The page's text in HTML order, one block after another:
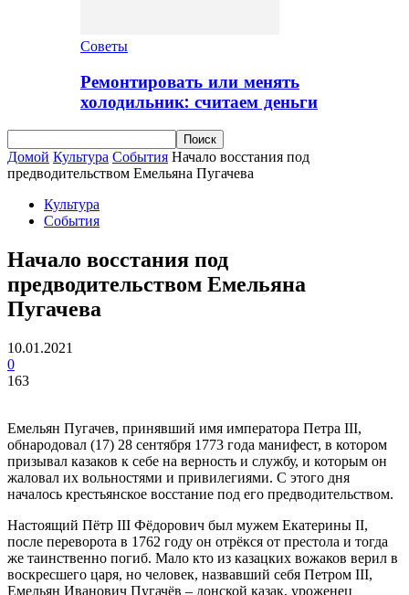
Советы
Ремонтировать или менять
холодильник: считаем деньги
Домой Культура События Начало восстания под
предводительством Емельяна Пугачева
Культура
События
Начало восстания под
предводительством Емельяна
Пугачева
10.01.2021
0
163
Емельян Пугачев, принявший имя императора Петра III,
обнародовал (17) 28 сентября 1773 года манифест, в котором
призывал казаков к себе на верность и службу, и которым он
жаловал их вольностями и привилегиями. С этого дня
началось крестьянское восстание под его предводительством.
Настоящий Пётр III Фёдорович был мужем Екатерины II,
после переворота в 1762 году он отрёкся от престола и тогда
же таинственно погиб. Мало кто из казацких вожаков верил в
воскресшего царя, но человек, назвавший себя Петром III,
Емельян Иванович Пугачёв – донской казак, уроженец